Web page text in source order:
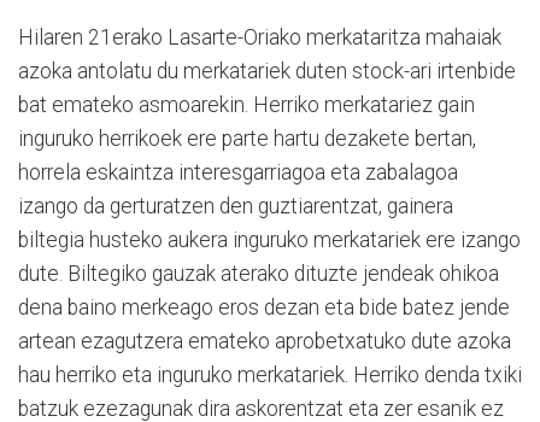
Hilaren 21erako Lasarte-Oriako merkataritza mahaiak
azoka antolatu du merkatariek duten stock-ari irtenbide
bat emateko asmoarekin. Herriko merkatariez gain
inguruko herrikoek ere parte hartu dezakete bertan,
horrela eskaintza interesgarriagoa eta zabalagoa
izango da gerturatzen den guztiarentzat, gainera
biltegia husteko aukera inguruko merkatariek ere izango
dute. Biltegiko gauzak aterako dituzte jendeak ohikoa
dena baino merkeago eros dezan eta bide batez jende
artean ezagutzera emateko aprobetxatuko dute azoka
hau herriko eta inguruko merkatariek. Herriko denda txiki
batzuk ezezagunak dira askorentzat eta zer esanik ez